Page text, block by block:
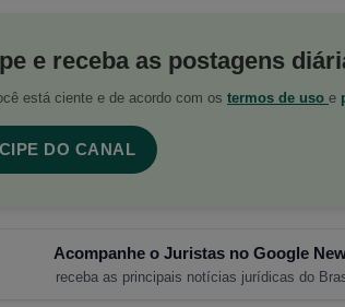
e receba as postagens
está ciente e de acordo com os termos de uso e
DO CANAL
Acompanhe o Juristas no Google
receba as principais notícias jurídicas do